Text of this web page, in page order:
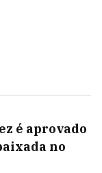
é aprovado
no